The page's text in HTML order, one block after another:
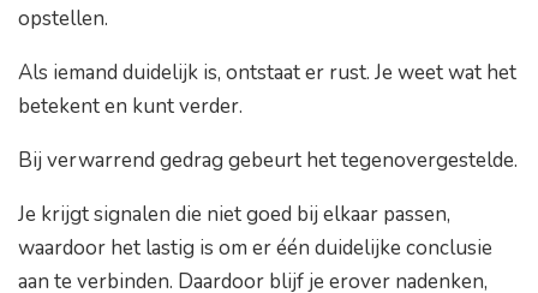
opstellen.
Als iemand duidelijk is, ontstaat er rust. Je weet wat het
betekent en kunt verder.
Bij verwarrend gedrag gebeurt het tegenovergestelde.
Je krijgt signalen die niet goed bij elkaar passen,
waardoor het lastig is om er één duidelijke conclusie
aan te verbinden. Daardoor blijf je erover nadenken,